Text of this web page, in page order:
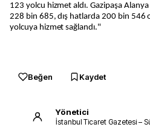
123 yolcu hizmet aldı. Gazipaşa
228 bin 685, dış hatlarda 200 bin 546
yolcuya hizmet sağlandı."
Beğen Kaydet
Yönetici
İstanbul Ticaret Gazetesi –